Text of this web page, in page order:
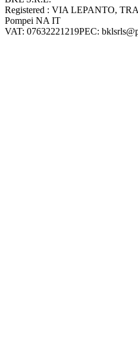
Registered : VIA LEPANTO,
Pompei NA IT
VAT: 07632221219PEC: